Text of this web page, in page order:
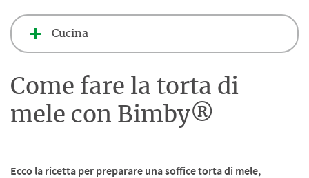
Cucina
Come fare la torta di
mele con Bimby®
Ecco la ricetta per preparare una soffice torta di mele,